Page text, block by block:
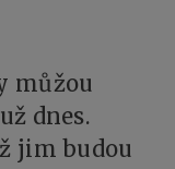
můžou
dnes.
jim budou